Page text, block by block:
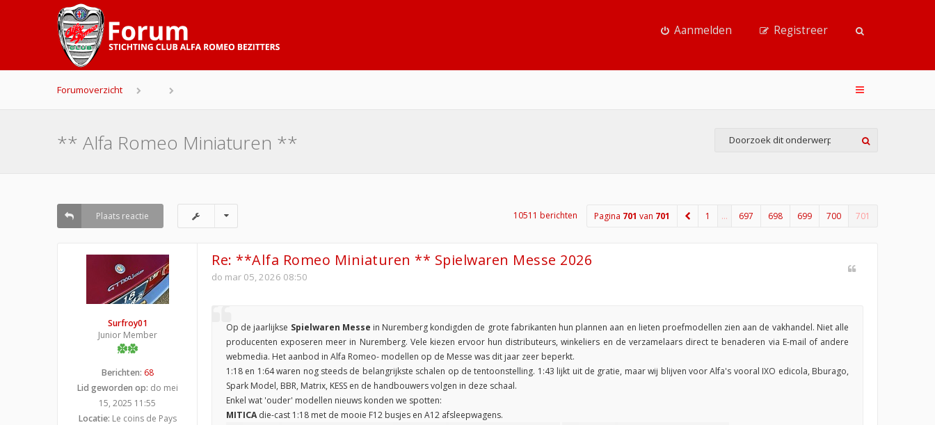
Aanmelden Registreer
Forumoverzicht
** Alfa Romeo Miniaturen **
Plaats reactie 10511 berichten Pagina 701 van 701 1 … 697 698 699 700 701
Surfroy01
Junior Member
Berichten: 68
Lid geworden op: do mei
15, 2025 11:55
Locatie: Le coins de Pays
Re: **Alfa Romeo Miniaturen ** Spielwaren Messe 2026
do mar 05, 2026 08:50
Op de jaarlijkse Spielwaren Messe in Nuremberg kondigden de grote fabrikanten hun plannen aan en lieten proefmodellen zien aan de vakhandel. Niet alle
producenten exposeren meer in Nuremberg. Vele kiezen ervoor hun distributeurs, winkeliers en de verzamelaars direct te benaderen via E-mail of andere
webmedia. Het aanbod in Alfa Romeo- modellen op de Messe was dit jaar zeer beperkt.
1:18 en 1:64 waren nog steeds de belangrijkste schalen op de tentoonstelling. 1:43 lijkt uit de gratie, maar wij blijven voor Alfa's vooral IXO edicola, Bburago,
Spark Model, BBR, Matrix, KESS en de handbouwers volgen in deze schaal.
Enkel wat 'ouder' modellen nieuws konden we spotten:
MITICAdie-cast 1:18 met de mooie F12 busjes en A12 afsleepwagens.